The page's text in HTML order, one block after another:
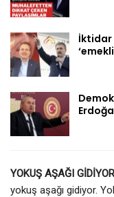
İktidar
YOKUŞ AŞAĞI
yokuş aşağı gidiyor.